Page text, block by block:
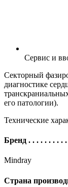
Сервис и
Секторный
диагностике
его патологии).
Технические
Бренд . . . . . . . . .
Mindray
Страна